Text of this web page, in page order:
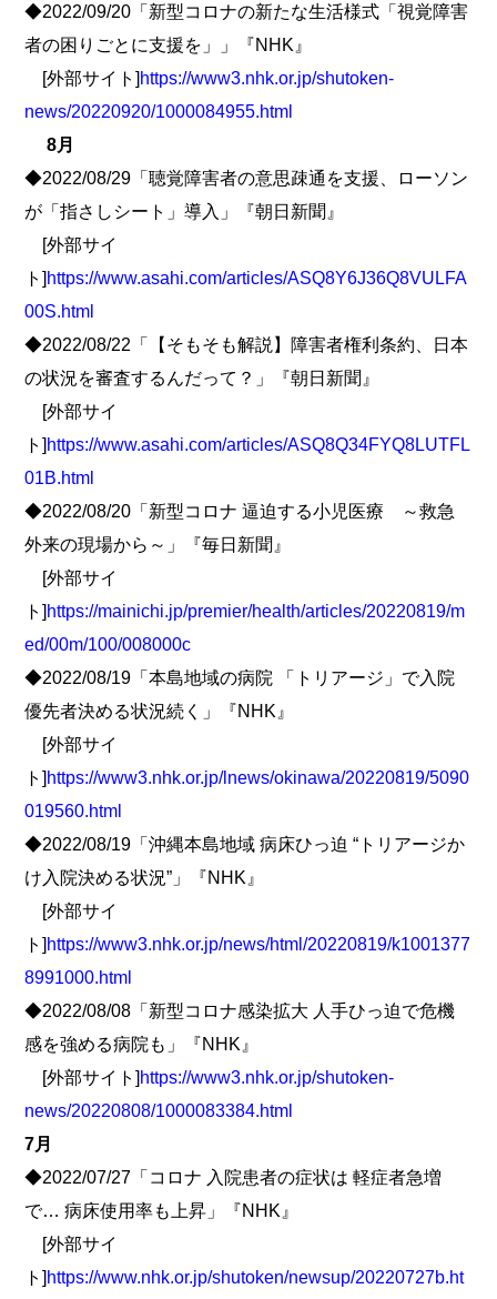
◆2022/09/20「新型コロナの新たな生活様式「視覚障害
者の困りごとに支援を」」『NHK』
[外部サイト] https://www3.nhk.or.jp/shutoken-
news/20220920/1000084955.html
8月
◆2022/08/29「聴覚障害者の意思疎通を支援、ローソン
が「指さしシート」導入」『朝日新聞』
[外部サイ
ト] https://www.asahi.com/articles/ASQ8Y6J36Q8VULFA
00S.html
◆2022/08/22「【そもそも解説】障害者権利条約、日本
の状況を審査するんだって？」『朝日新聞』
[外部サイ
ト] https://www.asahi.com/articles/ASQ8Q34FYQ8LUTFL
01B.html
◆2022/08/20「新型コロナ 逼迫する小児医療 ～救急
外来の現場から～」『毎日新聞』
[外部サイ
ト] https://mainichi.jp/premier/health/articles/20220819/m
ed/00m/100/008000c
◆2022/08/19「本島地域の病院 「トリアージ」で入院
優先者決める状況続く」『NHK』
[外部サイ
ト] https://www3.nhk.or.jp/lnews/okinawa/20220819/5090
019560.html
◆2022/08/19「沖縄本島地域 病床ひっ迫 “トリアージか
け入院決める状況”」『NHK』
[外部サイ
ト] https://www3.nhk.or.jp/news/html/20220819/k1001377
8991000.html
◆2022/08/08「新型コロナ感染拡大 人手ひっ迫で危機
感を強める病院も」『NHK』
[外部サイト] https://www3.nhk.or.jp/shutoken-
news/20220808/1000083384.html
7月
◆2022/07/27「コロナ 入院患者の症状は 軽症者急増
で… 病床使用率も上昇」『NHK』
[外部サイ
ト] https://www.nhk.or.jp/shutoken/newsup/20220727b.ht